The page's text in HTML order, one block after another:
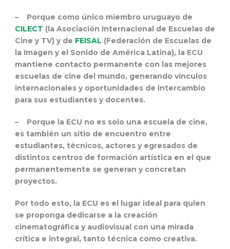
– Porque como único miembro uruguayo de
CILECT (la Asociación Internacional de Escuelas de
Cine y TV) y de FEISAL (Federación de Escuelas de
la Imagen y el Sonido de América Latina), la ECU
mantiene contacto permanente con las mejores
escuelas de cine del mundo, generando vínculos
internacionales y oportunidades de intercambio
para sus estudiantes y docentes.
– Porque la ECU no es solo una escuela de cine,
es también un sitio de encuentro entre
estudiantes, técnicos, actores y egresados de
distintos centros de formación artística en el que
permanentemente se generan y concretan
proyectos.
Por todo esto, la ECU es el lugar ideal para quien
se proponga dedicarse a la creación
cinematográfica y audiovisual con una mirada
crítica e integral, tanto técnica como creativa.